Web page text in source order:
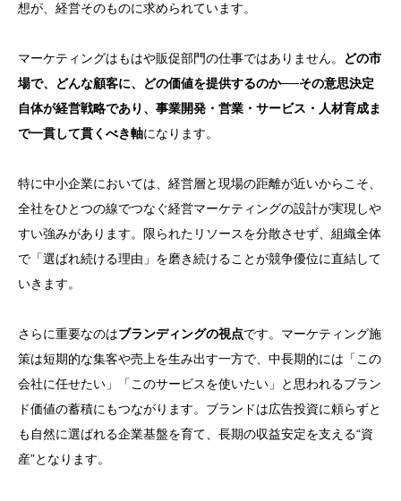
想が、経営そのものに求められています。
マーケティングはもはや販促部門の仕事ではありません。
どの市
場で、どんな顧客に、どの価値を提供するのか──その意思決定
自体が経営戦略であり、事業開発・営業・サービス・人材育成ま
で一貫して貫くべき軸になります。
特に中小企業においては、経営層と現場の距離が近いからこそ、
全社をひとつの線でつなぐ経営マーケティングの設計が実現しや
すい強みがあります。限られたリソースを分散させず、組織全体
で「選ばれ続ける理由」を磨き続けることが競争優位に直結して
いきます。
さらに重要なのはブランディングの視点です。マーケティング施
策は短期的な集客や売上を生み出す一方で、中長期的には「この
会社に任せたい」「このサービスを使いたい」と思われるブラン
ド価値の蓄積にもつながります。ブランドは広告投資に頼らずと
も自然に選ばれる企業基盤を育て、長期の収益安定を支える“資
産”となります。